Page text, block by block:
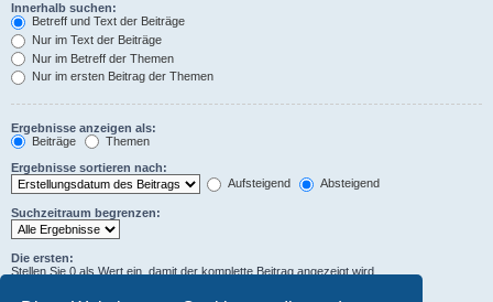
Innerhalb suchen:
Betreff und Text der Beiträge
Nur im Text der Beiträge
Nur im Betreff der Themen
Nur im ersten Beitrag der Themen
Ergebnisse anzeigen als:
Beiträge
Themen
Ergebnisse sortieren nach:
Aufsteigend
Absteigend
Suchzeitraum begrenzen:
Die ersten:
Stellen Sie 0 als Wert ein, damit der komplette Beitrag angezeigt wird.